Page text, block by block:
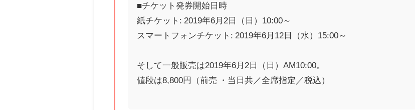
■チケット発券開始日時
紙チケット: 2019年6月2日（日）10:00～
スマートフォンチケット: 2019年6月12日（水）15:00～
そして一般販売は2019年6月2日（日）AM10:00。
値段は8,800円（前売 ・当日共／全席指定／税込）